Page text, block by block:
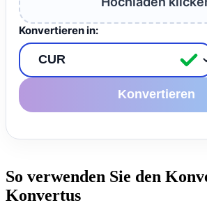
Konvertieren in:
Konvertieren
So verwenden Sie den
Konvertus